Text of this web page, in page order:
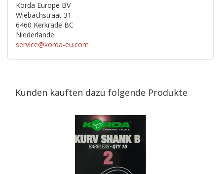
Korda Europe BV
Wiebachstraat 31
6460 Kerkrade BC
Niederlande
service@korda-eu.com
Kunden kauften dazu folgende Produkte